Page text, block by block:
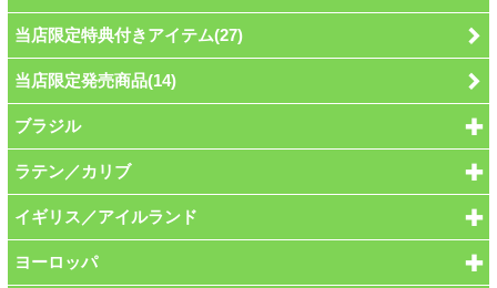
当店限定特典付きアイテム(27)
当店限定発売商品(14)
ブラジル
ラテン／カリブ
イギリス／アイルランド
ヨーロッパ